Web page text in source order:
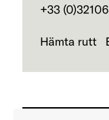
+33
Hämta rutt